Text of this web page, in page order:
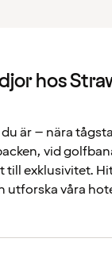
hos
är – nära
vid
till exklusivitet.
utforska våra